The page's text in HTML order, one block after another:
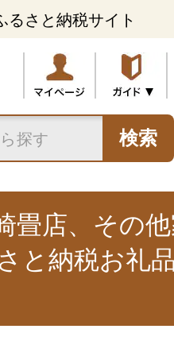
るさと納税サイト
検索
畳店、その
と納税お礼